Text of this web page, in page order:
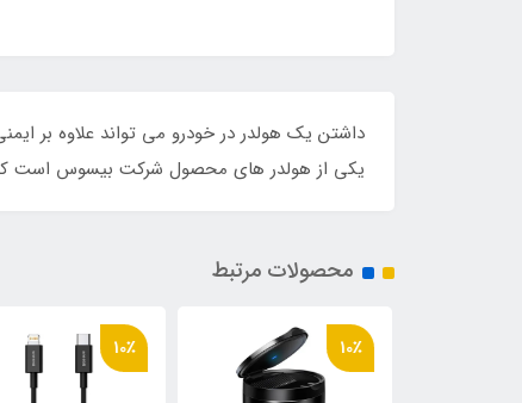
یکی از هولدر های محصول شرکت بیسوس است
محصولات مرتبط
10٪ 10٪